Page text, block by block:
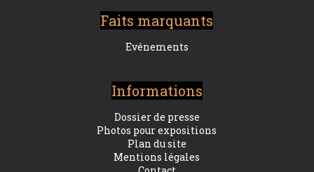
Faits marquants
Evénements
Informations
Dossier de presse
Photos pour expositions
Plan du site
Mentions légales